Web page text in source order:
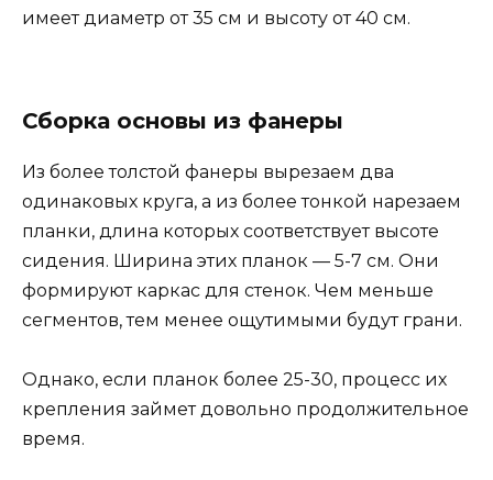
имеет диаметр от 35 см и высоту от 40 см.
Сборка основы из фанеры
Из более толстой фанеры вырезаем два
одинаковых круга, а из более тонкой нарезаем
планки, длина которых соответствует высоте
сидения. Ширина этих планок — 5-7 см. Они
формируют каркас для стенок. Чем меньше
сегментов, тем менее ощутимыми будут грани.
Однако, если планок более 25-30, процесс их
крепления займет довольно продолжительное
время.